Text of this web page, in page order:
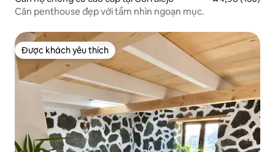
Căn penthouse đẹp với tầm nhìn ngoạn mục.
Được khách yêu thích
Được khách yêu thích